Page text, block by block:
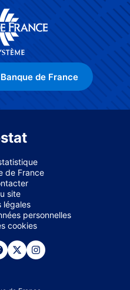
de France
de France
site
légales
personnelles
cookies